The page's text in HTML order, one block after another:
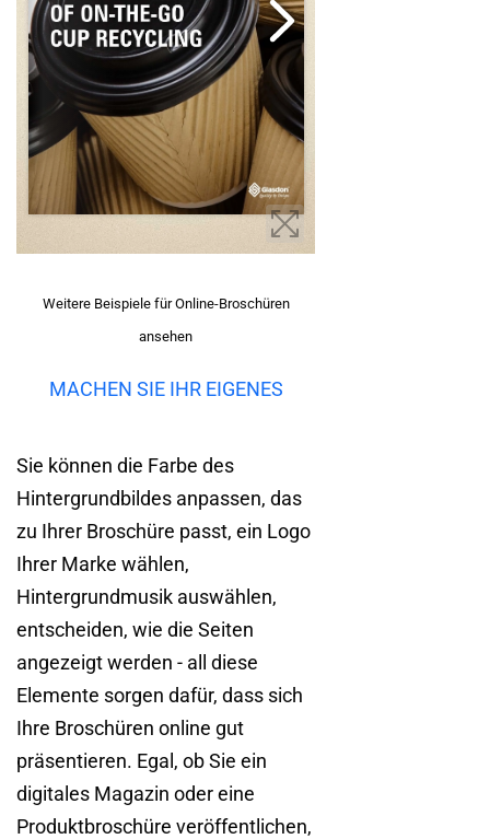
Weitere Beispiele für Online-Broschüren
ansehen
MACHEN SIE IHR EIGENES
Sie können die Farbe des
Hintergrundbildes anpassen, das
zu Ihrer Broschüre passt, ein Logo
Ihrer Marke wählen,
Hintergrundmusik auswählen,
entscheiden, wie die Seiten
angezeigt werden - all diese
Elemente sorgen dafür, dass sich
Ihre Broschüren online gut
präsentieren. Egal, ob Sie ein
digitales Magazin oder eine
Produktbroschüre veröffentlichen,